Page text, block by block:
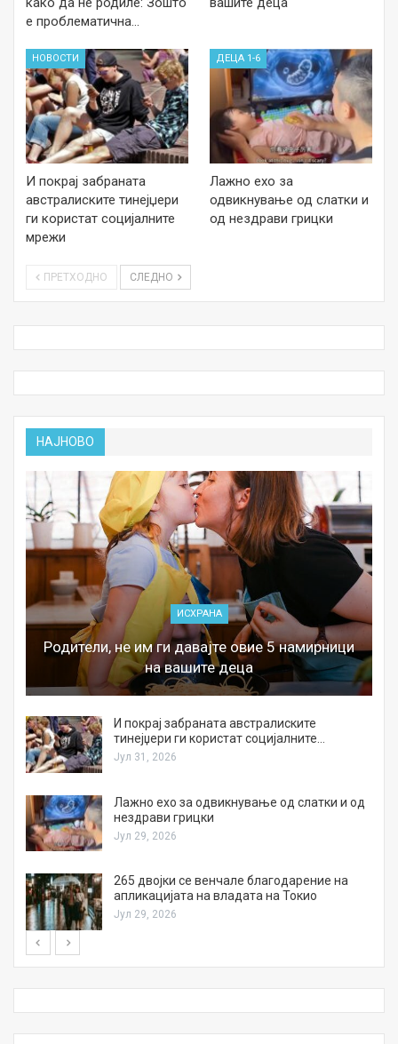
е проблематична…
НОВОСТИ
И покрај забраната
австралиските тинејџери
ги користат социјалните
мрежи
ДЕЦА 1-6
Лажно ехо за
одвикнување од слатки и
од нездрави грицки
ПРЕТХОДНО СЛЕДНО
НАЈНОВО
ИСХРАНА
Родители, не им ги давајте овие 5 намирници
на вашите деца
И покрај забраната австралиските
тинејџери ги користат социјалните…
Јул 31, 2026
Лажно ехо за одвикнување од слатки и од
нездрави грицки
Јул 29, 2026
265 двојки се венчале благодарение на
апликацијата на владата на Токио
Јул 29, 2026